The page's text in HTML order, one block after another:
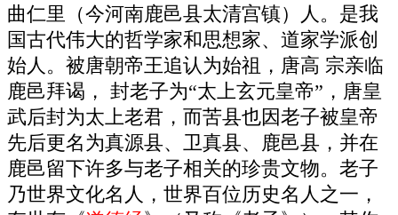
曲仁里（今河南鹿邑县太清宫镇）人。是我
国古代伟大的哲学家和思想家、道家学派创
始人。被唐朝帝王追认为始祖，唐高 宗亲临
鹿邑拜谒， 封老子为“太上玄元皇帝”，唐皇
武后封为太上老君，而苦县也因老子被皇帝
先后更名为真源县、卫真县、鹿邑县，并在
鹿邑留下许多与老子相关的珍贵文物。老子
乃世界文化名人，世界百位历史名人之一，